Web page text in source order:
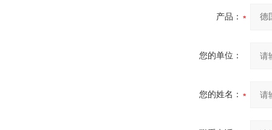
产品：
您的单位：
您的姓名：